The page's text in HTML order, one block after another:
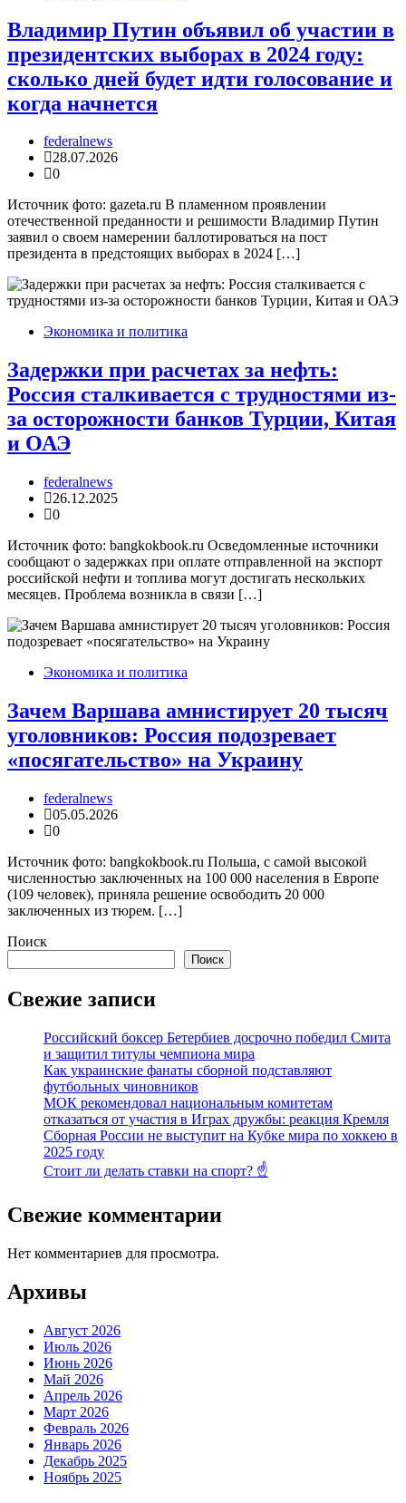
Владимир Путин объявил об участии в
президентских выборах в 2024 году:
сколько дней будет идти голосование и
когда начнется
federalnews
28.07.2026
0
Источник фото: gazeta.ru В пламенном проявлении
отечественной преданности и решимости Владимир Путин
заявил о своем намерении баллотироваться на пост
президента в предстоящих выборах в 2024 […]
Экономика и политика
Задержки при расчетах за нефть:
Россия сталкивается с трудностями из-
за осторожности банков Турции, Китая
и ОАЭ
federalnews
26.12.2025
0
Источник фото: bangkokbook.ru Осведомленные источники
сообщают о задержках при оплате отправленной на экспорт
российской нефти и топлива могут достигать нескольких
месяцев. Проблема возникла в связи […]
Экономика и политика
Зачем Варшава амнистирует 20 тысяч
уголовников: Россия подозревает
«посягательство» на Украину
federalnews
05.05.2026
0
Источник фото: bangkokbook.ru Польша, с самой высокой
численностью заключенных на 100 000 населения в Европе
(109 человек), приняла решение освободить 20 000
заключенных из тюрем. […]
Поиск
Поиск
Свежие записи
Российский боксер Бетербиев досрочно победил Смита
и защитил титулы чемпиона мира
Как украинские фанаты сборной подставляют
футбольных чиновников
МОК рекомендовал национальным комитетам
отказаться от участия в Играх дружбы: реакция Кремля
Сборная России не выступит на Кубке мира по хоккею в
2025 году
Стоит ли делать ставки на спорт? ☝️
Свежие комментарии
Нет комментариев для просмотра.
Архивы
Август 2026
Июль 2026
Июнь 2026
Май 2026
Апрель 2026
Март 2026
Февраль 2026
Январь 2026
Декабрь 2025
Ноябрь 2025